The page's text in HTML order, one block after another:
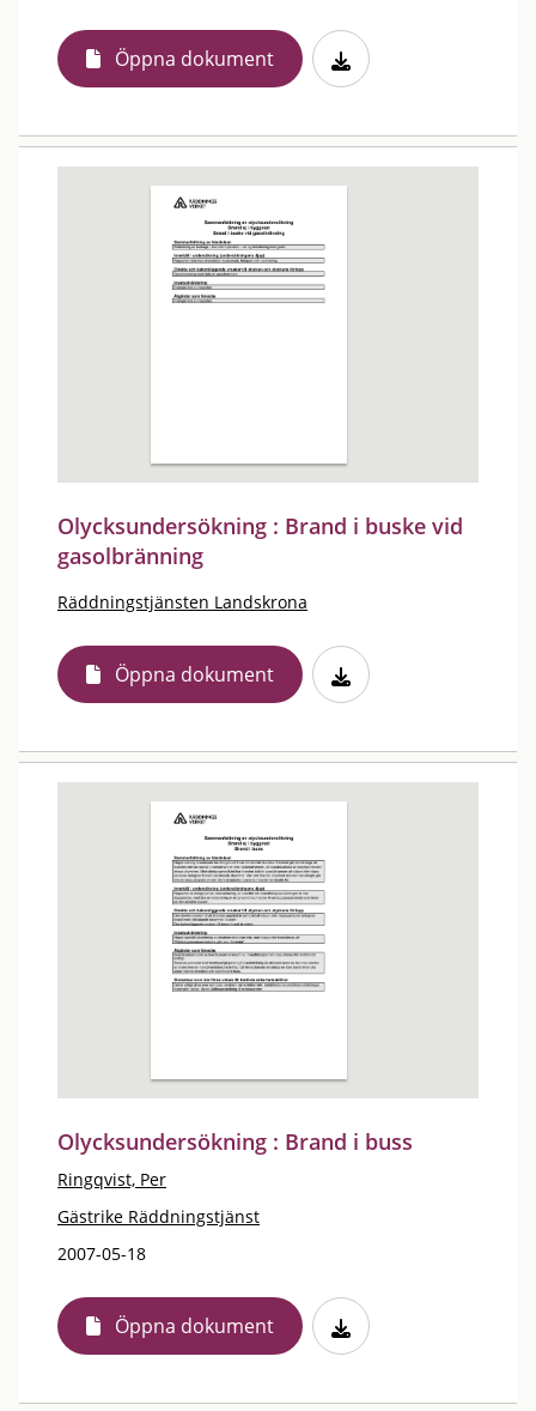
Öppna dokument
Olycksundersökning : Brand i buske vid
gasolbränning
Räddningstjänsten Landskrona
Öppna dokument
Olycksundersökning : Brand i buss
Ringqvist, Per
Gästrike Räddningstjänst
2007-05-18
Öppna dokument